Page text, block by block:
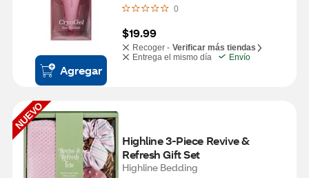
Agregar
0
$19.99
Recoger - Verificar más tiendas
Entrega el mismo día
Envío
NUEVO
Highline 3-Piece Revive &
Refresh Gift Set
Highline Bedding